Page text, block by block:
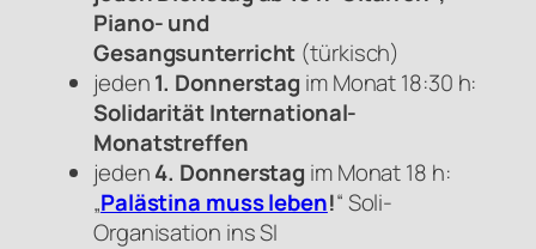
Piano- und
Gesangsunterricht (türkisch)
jeden1. Donnerstag im Monat 18:30 h:
Solidarität International-
Monatstreffen
jeden4. Donnerstag im Monat 18 h:
„Palästina muss leben!“ Soli-
Organisation ins SI